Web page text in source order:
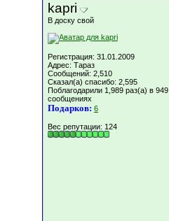
kapri
В доску свой
Регистрация: 31.01.2009
Адрес: Тараз
Сообщений: 2,510
Сказал(а) спасибо: 2,595
Поблагодарили 1,989 раз(а) в 949
сообщениях
Подарков: 6
Вес репутации: 124